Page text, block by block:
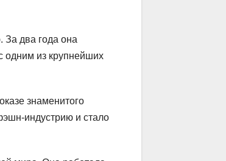
За два года она
одним из крупнейших
знаменитого
индустрию и стало